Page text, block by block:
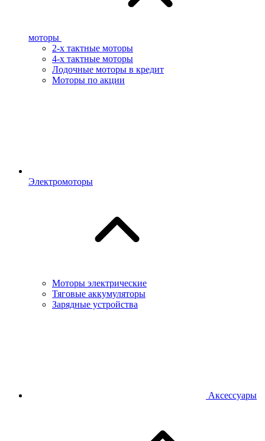
моторы
2-х тактные моторы
4-х тактные моторы
Лодочные моторы в кредит
Моторы по акции
Электромоторы
Моторы электрические
Тяговые аккумуляторы
Зарядные устройства
Аксессуары